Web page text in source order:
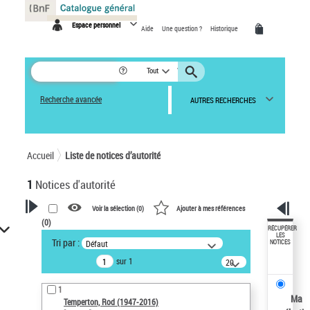
Espace personnel Aide Une question ? Historique
Tout
Recherche avancée AUTRES RECHERCHES
Accueil Liste de notices d’autorité
1 Notices d'autorité
VOTRE RECHERCHE
Recherche avancée dans les
notices d’autorité
Œuvres liées à l'auteur :
Temperton, Rod (1947-2016)
Voir la sélection (0) Ajouter à mes références
(0)
Tri par : Défaut
sur 1
20
résultats/page
1
Temperton, Rod (1947-2016)
RÉCUPÉRER
LES
NOTICES
Ma
Panneau de gestion des cookies